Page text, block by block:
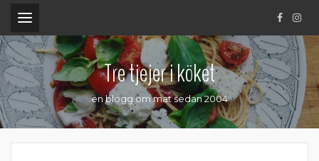
.
Tre tjejer i köket
en blogg om mat sedan 2004